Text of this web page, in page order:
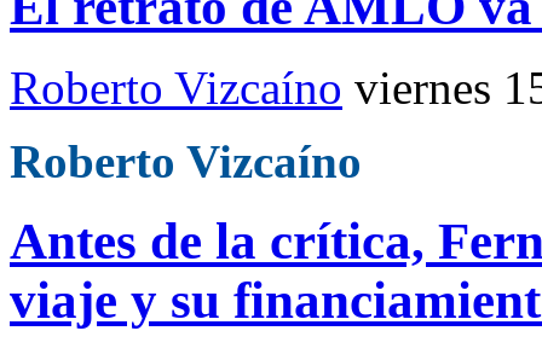
Roberto Vizcaíno viernes
Roberto Vizcaíno
Antes de la crítica,
viaje y su